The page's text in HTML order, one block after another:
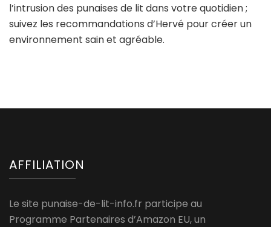
l’intrusion des punaises de lit dans votre quotidien ;
suivez les recommandations d’Hervé pour créer un
environnement sain et agréable.
AFFILIATION
Le site punaise-de-lit-info.fr participe au
Programme Partenaires d’Amazon EU, un